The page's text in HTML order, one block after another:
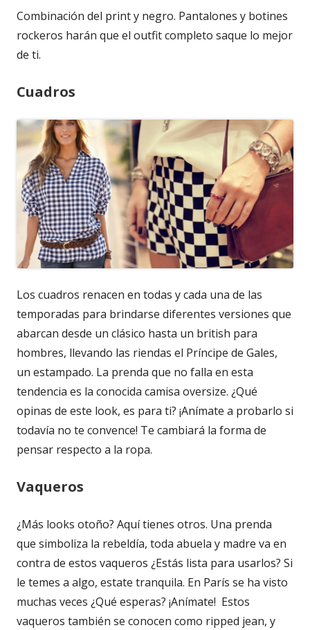
Combinación del print y negro. Pantalones y botines
rockeros harán que el outfit completo saque lo mejor
de ti.
Cuadros
Los cuadros renacen en todas y cada una de las
temporadas para brindarse diferentes versiones que
abarcan desde un clásico hasta un british para
hombres, llevando las riendas el Príncipe de Gales,
un estampado. La prenda que no falla en esta
tendencia es la conocida camisa oversize. ¿Qué
opinas de este look, es para ti? ¡Anímate a probarlo si
todavía no te convence! Te cambiará la forma de
pensar respecto a la ropa.
Vaqueros
¿Más looks otoño? Aquí tienes otros. Una prenda
que simboliza la rebeldía, toda abuela y madre va en
contra de estos vaqueros ¿Estás lista para usarlos? Si
le temes a algo, estate tranquila. En París se ha visto
muchas veces ¿Qué esperas? ¡Anímate! Estos
vaqueros también se conocen como ripped jean, y